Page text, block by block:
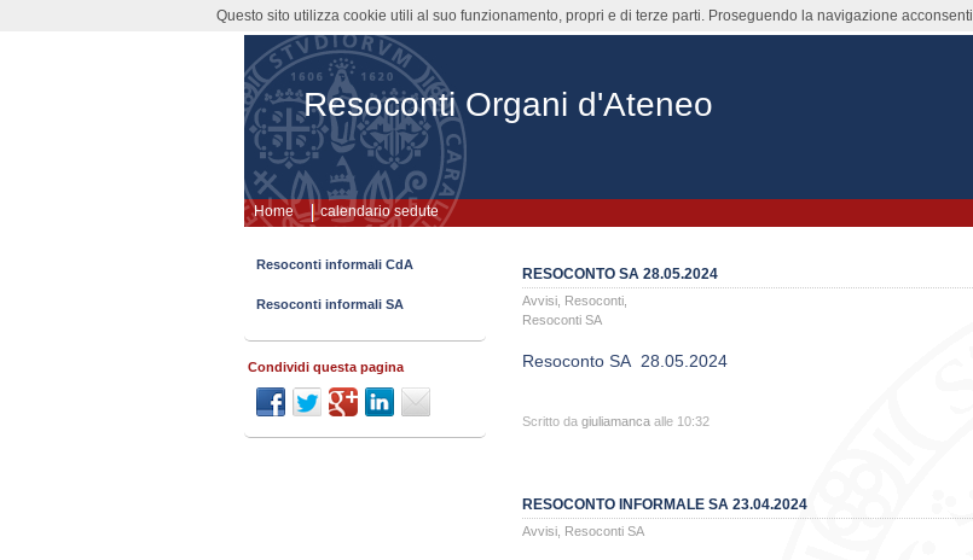
Resoconti Organi d'Ateneo
Home calendario sedute
RESOCONTO SA 28.05.2024
Avvisi Resoconti
Resoconti SA
Resoconto SA 28.05.2024
Scritto da giuliamanca alle 10:32
RESOCONTO INFORMALE SA 23.04.2024
Avvisi Resoconti SA
Resoconti informali CdA
Resoconti informali SA
Condividi questa pagina
Questo sito utilizza cookie utili al suo funzionamento, propri e di terze parti. Proseguendo la navigazione